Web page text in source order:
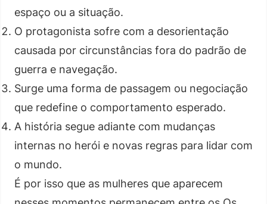
espaço ou a situação.
O protagonista sofre com a desorientação
causada por circunstâncias fora do padrão de
guerra e navegação.
Surge uma forma de passagem ou negociação
que redefine o comportamento esperado.
A história segue adiante com mudanças
internas no herói e novas regras para lidar com
o mundo.
É por isso que as mulheres que aparecem